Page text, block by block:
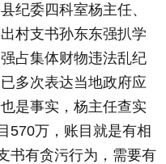
纪委四科室杨主任、
村支书孙东东强扒学
占集体财物违法乱纪
多次表达当地政府应
是事实，杨主任查实
570万，账目就是有相
书有贪污行为，需要有